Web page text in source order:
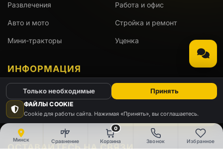
Минск Сравнение
0
Корзина Звонок Избранное
Развлечения Работа и офис
Авто и мото Стройка и ремонт
Мини-тракторы Уценка
ИНФОРМАЦИЯ
Доставка
Гарантия АКЦИИ
ФАЙЛЫ COOKIE
Cookie для работы сайта. Нажимая «Принять», вы соглашаетесь.
Только необходимые Принять